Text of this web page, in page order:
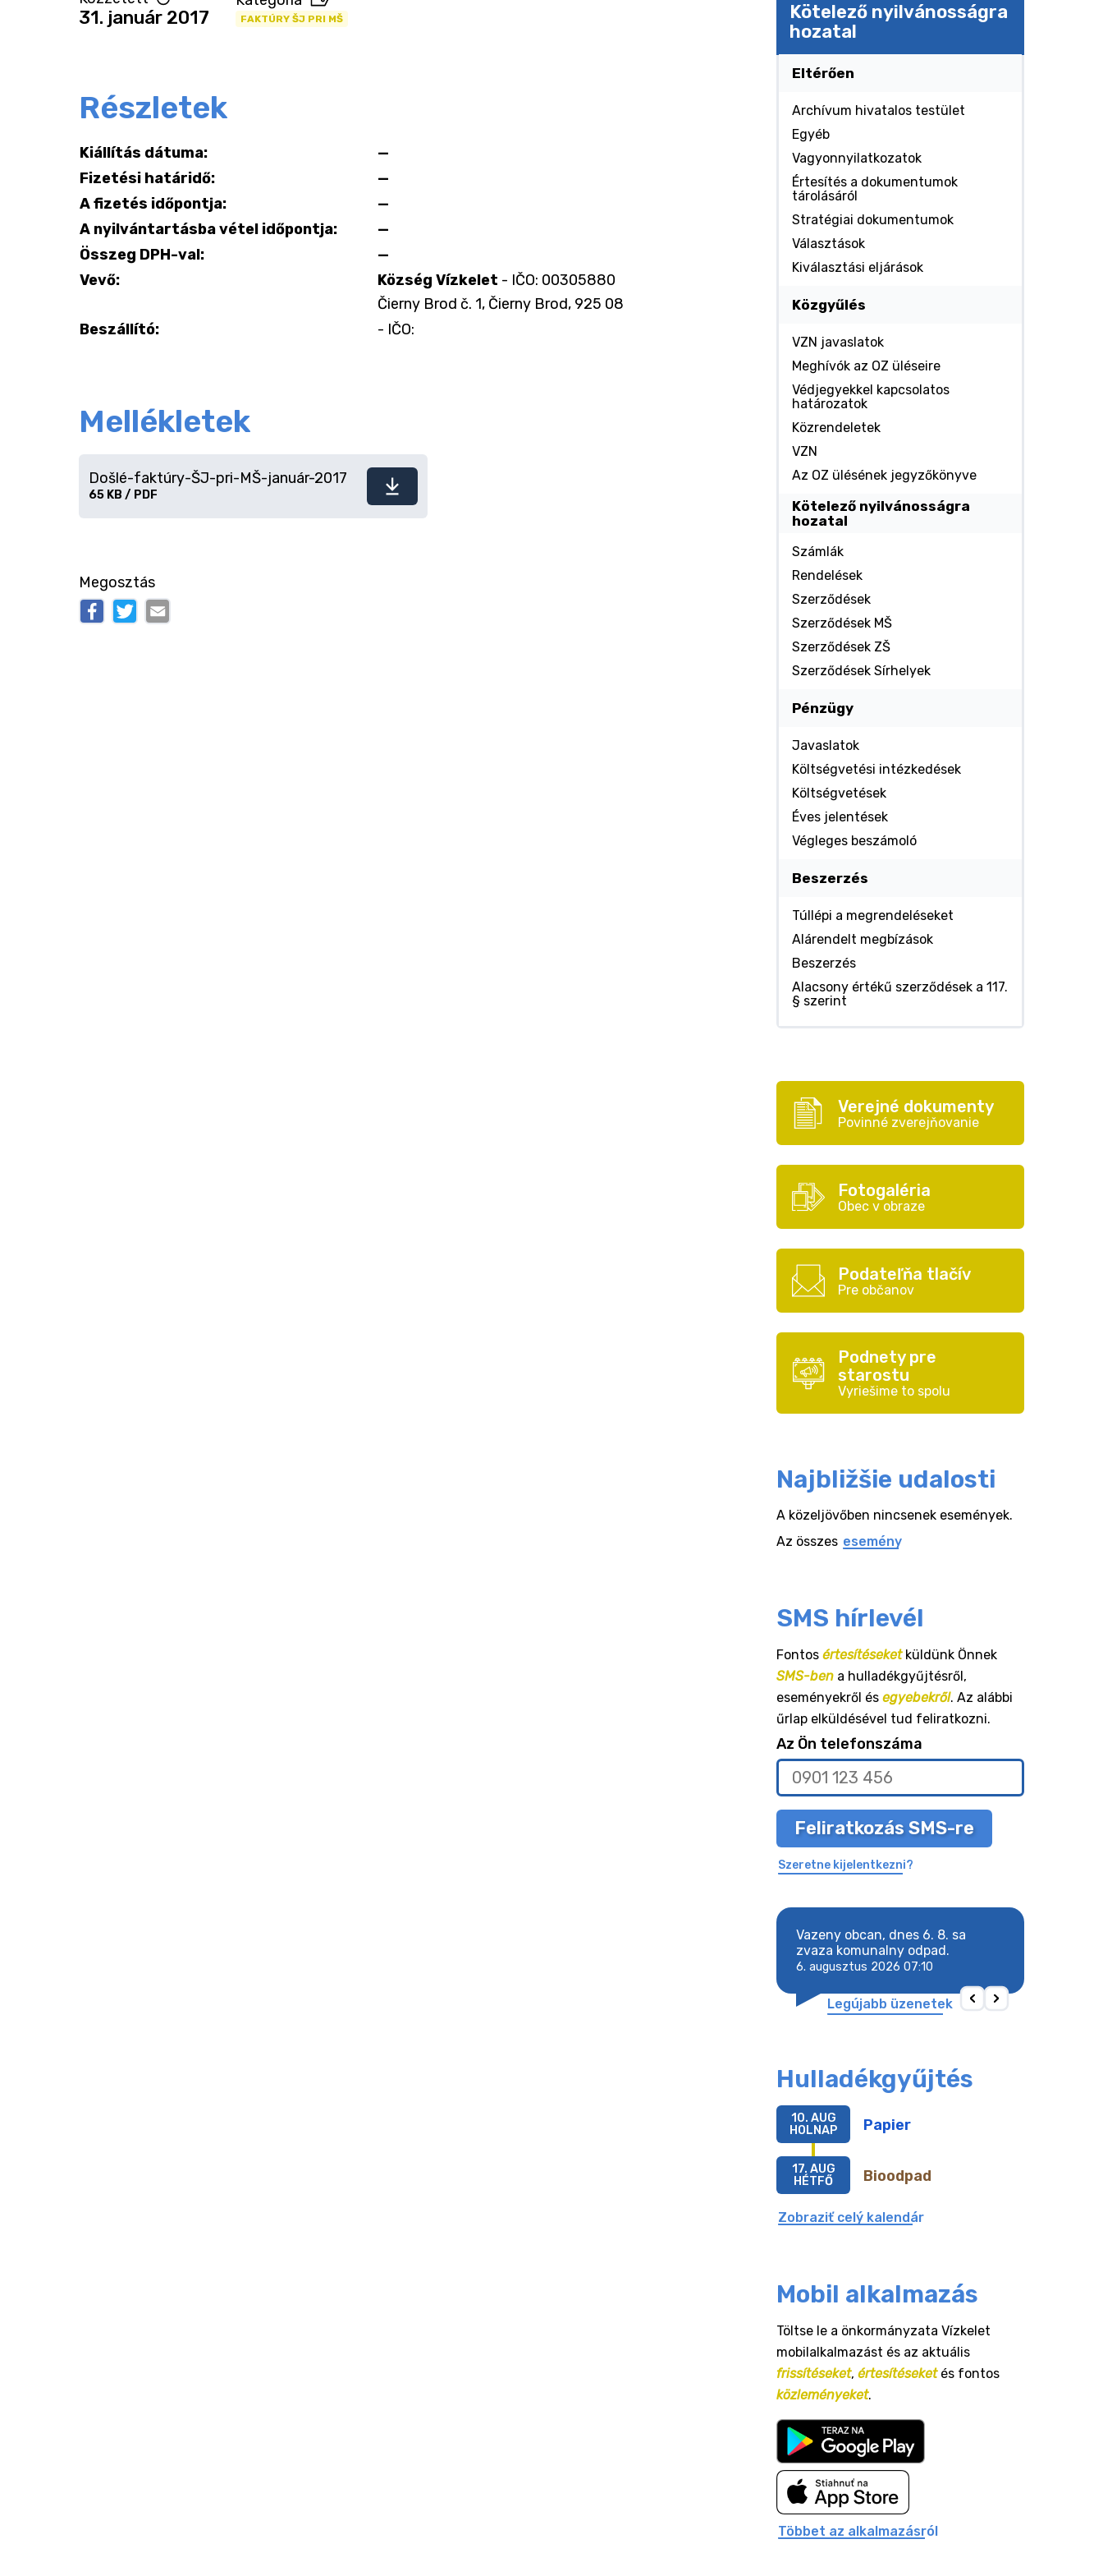
31. január 2017 FAKTÚRY ŠJ PRI MŠ
Részletek
Kiállítás dátuma:
—
Fizetési határidő:
—
A fizetés időpontja:
—
A nyilvántartásba vétel időpontja:
—
Összeg DPH-val:
—
Vevő:
Község Vízkelet - IČO: 00305880
Čierny Brod č. 1, Čierny Brod, 925 08
Beszállító:
- IČO:
Mellékletek
Fájl
Došlé-faktúry-ŠJ-pri-MŠ-január-2017
65 KB / PDF
Megosztás
Kötelező nyilvánosságra
hozatal
Eltérően
Archívum hivatalos testület
Egyéb
Vagyonnyilatkozatok
Értesítés a dokumentumok
tárolásáról
Stratégiai dokumentumok
Választások
Kiválasztási eljárások
Közgyűlés
VZN javaslatok
Meghívók az OZ üléseire
Védjegyekkel kapcsolatos
határozatok
Közrendeletek
VZN
Az OZ ülésének jegyzőkönyve
Kötelező nyilvánosságra
hozatal
Számlák
Rendelések
Szerződések
Szerződések MŠ
Szerződések ZŠ
Szerződések Sírhelyek
Pénzügy
Javaslatok
Költségvetési intézkedések
Költségvetések
Éves jelentések
Végleges beszámoló
Beszerzés
Túllépi a megrendeléseket
Alárendelt megbízások
Beszerzés
Alacsony értékű szerződések a 117.
§ szerint
Verejné dokumenty
Povinné zverejňovanie
Fotogaléria
Obec v obraze
Podateľňa tlačív
Pre občanov
Podnety pre
starostu
Vyriešime to spolu
Najbližšie udalosti
A közeljövőben nincsenek események.
Az összes esemény
SMS hírlevél
Fontos értesítéseketküldünk Önnek
SMS-ben a hulladékgyűjtésről,
eseményekről és egyebekről. Az alábbi
űrlap elküldésével tud feliratkozni.
Az Ön telefonszáma
Feliratkozás SMS-re
Szeretne kijelentkezni?
Vazeny obcan, dnes 6. 8. sa
zvaza komunalny odpad.
6. augusztus 2026 07:10
Legújabb üzenetek
Hulladékgyűjtés
Papier
10. AUG
HOLNAP
Bioodpad
17. AUG
HÉTFŐ
Zobraziť celý kalendár
Mobil alkalmazás
Töltse le a önkormányzata Vízkelet
mobilalkalmazást és az aktuális
frissítéseket, értesítéseketés fontos
közleményeket.
Többet az alkalmazásról